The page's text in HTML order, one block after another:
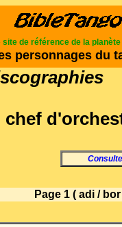
site de référence de la planète
personnages du
chef
Page 1 ( adi /